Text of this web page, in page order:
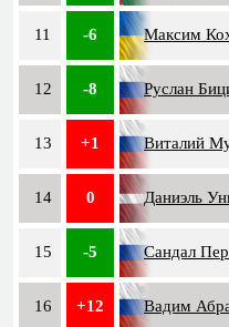
11 -6 Максим
12 -8 Руслан
13 +1 Виталий
14 0 Даниэль
15 -5 Сандал
16 +12 Вадим